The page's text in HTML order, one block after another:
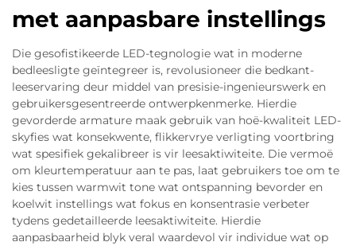
met aanpasbare instellings
Die gesofistikeerde LED-tegnologie wat in moderne
bedleesligte geïntegreer is, revolusioneer die bedkant-
leeservaring deur middel van presisie-ingenieurswerk en
gebruikersgesentreerde ontwerpkenmerke. Hierdie
gevorderde armature maak gebruik van hoë-kwaliteit LED-
skyfies wat konsekwente, flikkervrye verligting voortbring
wat spesifiek gekalibreer is vir leesaktiwiteite. Die vermoë
om kleurtemperatuur aan te pas, laat gebruikers toe om te
kies tussen warmwit tone wat ontspanning bevorder en
koelwit instellings wat fokus en konsentrasie verbeter
tydens gedetailleerde leesaktiwiteite. Hierdie
aanpasbaarheid blyk veral waardevol vir individue wat op